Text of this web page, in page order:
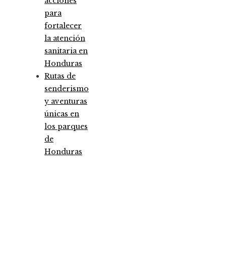
para
fortalecer
la atención
sanitaria en
Honduras
Rutas de
senderismo
y aventuras
únicas en
los parques
de
Honduras